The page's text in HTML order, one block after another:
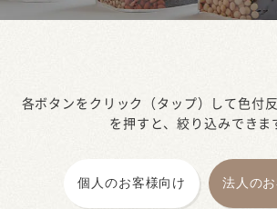
各ボタンをクリック（タップ）して色付
を押すと、絞り込みできま
個人のお客様向け 法人の